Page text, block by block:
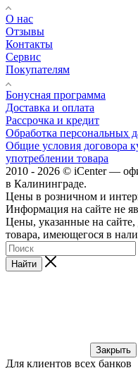
О нас
Отзывы
Контакты
Сервис
Покупателям
Бонусная программа
Доставка и оплата
Рассрочка и кредит
Обработка персональных
Общие условия договора
употреблении товара
2010 - 2026 © iCenter —
в Калининграде.
Цены в розничном и
Информация на сайте не
Цены, указанные на
товара, имеющегося в
Найти
Закрыть
Для клиентов всех банков